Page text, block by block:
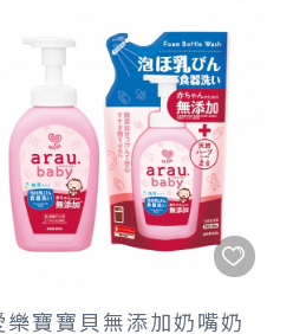
樂寶寶貝無添加奶嘴奶